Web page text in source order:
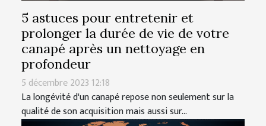
5 astuces pour entretenir et
prolonger la durée de vie de votre
canapé après un nettoyage en
profondeur
5 décembre 2023 12:18
La longévité d'un canapé repose non seulement sur la
qualité de son acquisition mais aussi sur...